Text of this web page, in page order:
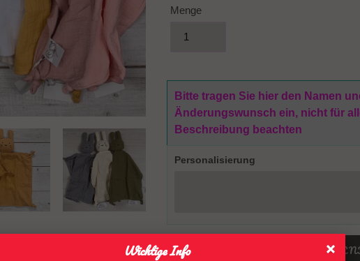
Menge
Bitte tragen Sie hier den Namen
Änderungswunsch ein, nicht für
Beschreibung beachten
Personalisierung
IN DEN
Wichtige Info